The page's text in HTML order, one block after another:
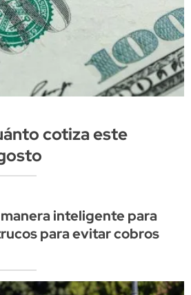
cotiza este
inteligente para
para evitar cobros